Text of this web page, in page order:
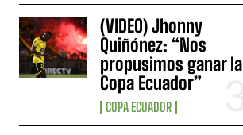
(VIDEO) Jhonny
Quiñónez: “Nos
propusimos ganar la
Copa Ecuador”
COPA ECUADOR